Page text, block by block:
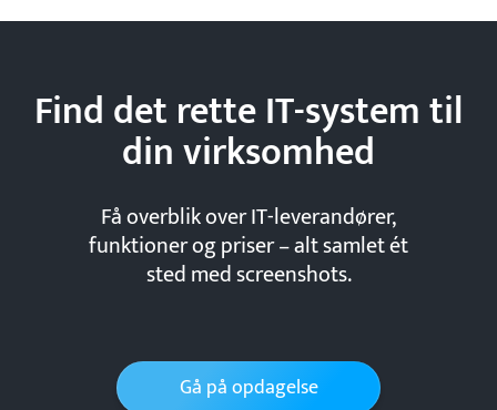
Find det rette IT-system til
dinvirksomhed
Få overblik over IT-leverandører,
funktioner og priser – alt samlet ét
sted med screenshots.
Gå på opdagelse